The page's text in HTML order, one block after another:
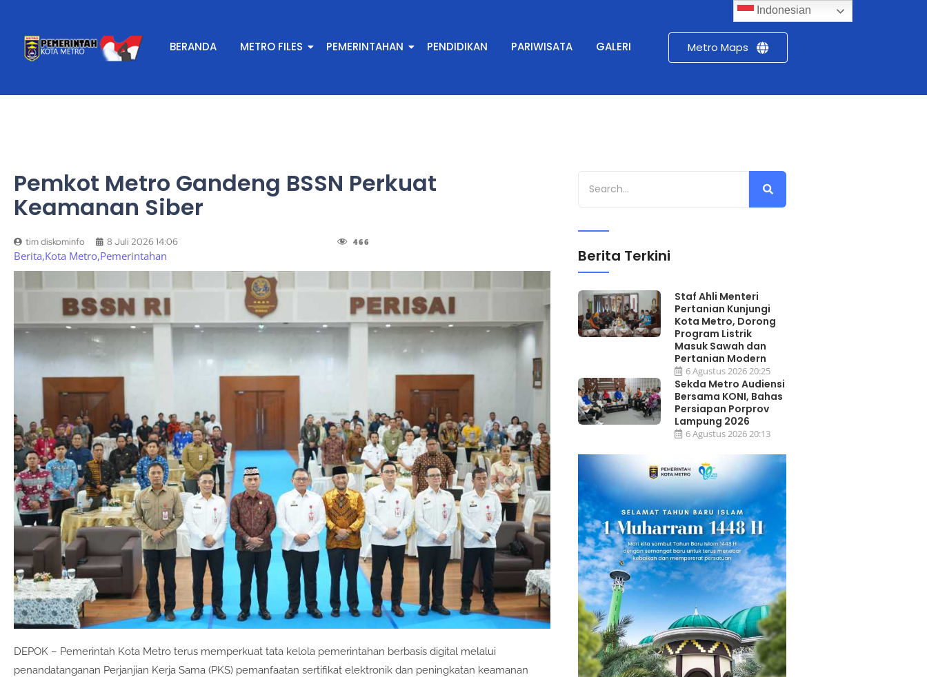
BERANDA METRO FILES PEMERINTAHAN PENDIDIKAN PARIWISATA GALERI Metro Maps
Pemkot Metro Gandeng BSSN Perkuat
Keamanan Siber
tim diskominfo 8 Juli 2026 14:06
Berita,Kota Metro,Pemerintahan
466
DEPOK – Pemerintah Kota Metro terus memperkuat tata kelola pemerintahan berbasis digital melalui
penandatanganan Perjanjian Kerja Sama (PKS) pemanfaatan sertifikat elektronik dan peningkatan keamanan
Berita Terkini
Staf Ahli Menteri
Pertanian Kunjungi
Kota Metro, Dorong
Program Listrik
Masuk Sawah dan
Pertanian Modern
6 Agustus 2026 20:25
Sekda Metro Audiensi
Bersama KONI, Bahas
Persiapan Porprov
Lampung 2026
6 Agustus 2026 20:13
Indonesian